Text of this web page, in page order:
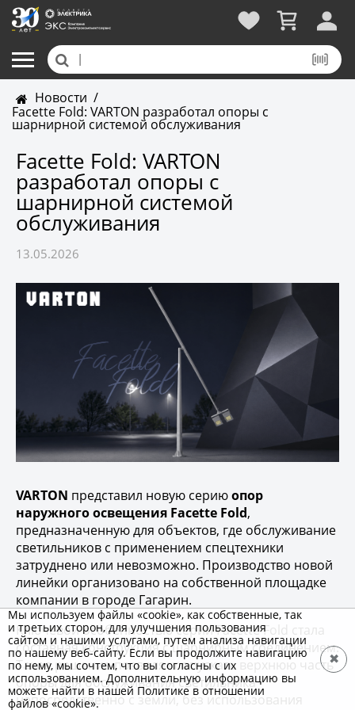
Новости /
Facette Fold: VARTON разработал опоры с
шарнирной системой обслуживания
Facette Fold: VARTON
разработал опоры с
шарнирной системой
обслуживания
13.05.2026
VARTON представил новую сериюопор
наружного освещения Facette Fold,
предназначенную для объектов, где обслуживание
светильников с применением спецтехники
затруднено или невозможно. Производство новой
линейки организовано на собственной площадке
компании в городе Гагарин.
Ключевой особенностью серии Facette Fold стала
составная конструкция с шарнирным соединением.
Такое решение позволяет опускать верхнюю часть
опоры для обслуживания светильника
непосредственно с земли, без использования
Мы используем файлы «cookie», как собственные, так
и третьих сторон, для улучшения пользования
сайтом и нашими услугами, путем анализа навигации
по нашему веб-сайту. Если вы продолжите навигацию
по нему, мы сочтем, что вы согласны с их
использованием. Дополнительную информацию вы
можете найти в нашей Политике в отношении
файлов «cookie».
✖